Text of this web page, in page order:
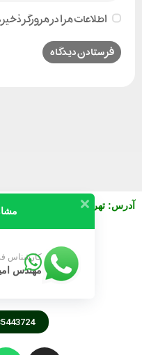
اطلاعات مرا در مرورگر
آدرس: تهران خیابان نصرت شرقی بعد
09035443724
کارشناس
مهندس